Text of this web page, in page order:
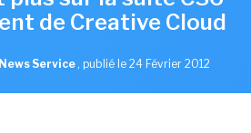
de Creative Cloud
Service , publié le 24 Février 2012